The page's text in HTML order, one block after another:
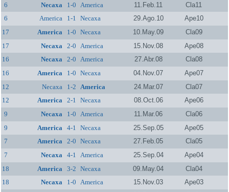
6
Necaxa 1-0 America 11.Feb.11
Cla11
6
America 1-1 Necaxa 29.Ago.10
Ape10
17
America 1-0 Necaxa 10.May.09
Cla09
17
Necaxa 2-0 America 15.Nov.08
Ape08
16
Necaxa 2-0 America 27.Abr.08
Cla08
16
America 1-0 Necaxa 04.Nov.07
Ape07
12
Necaxa 1-2 America 24.Mar.07
Cla07
12
America 2-1 Necaxa 08.Oct.06
Ape06
9
Necaxa 1-0 America 11.Mar.06
Cla06
9
America 4-1 Necaxa 25.Sep.05
Ape05
7
America 2-0 Necaxa 27.Feb.05
Cla05
7
Necaxa 4-1 America 25.Sep.04
Ape04
18
America 3-2 Necaxa 09.May.04
Cla04
18
Necaxa 1-0 America 15.Nov.03
Ape03